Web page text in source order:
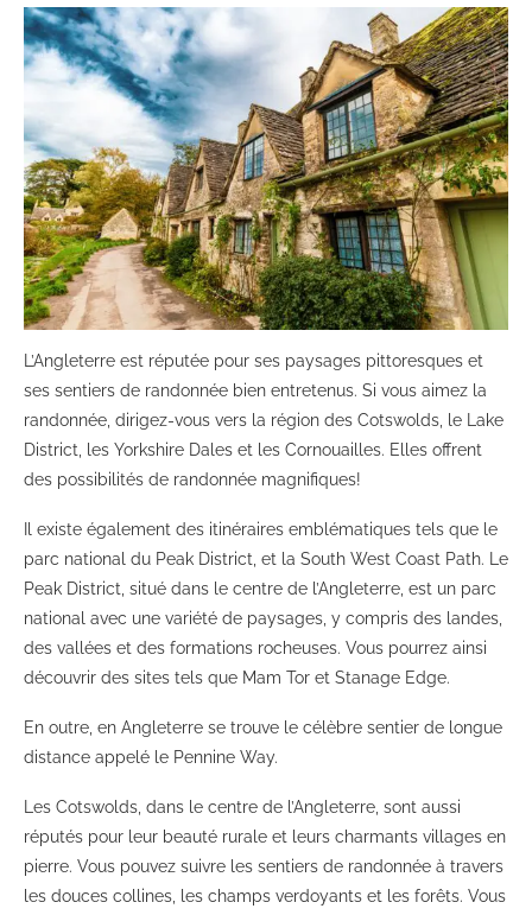
L’Angleterre est réputée pour ses paysages pittoresques et
ses sentiers de randonnée bien entretenus. Si vous aimez la
randonnée, dirigez-vous vers la région des Cotswolds, le Lake
District, les Yorkshire Dales et les Cornouailles. Elles offrent
des possibilités de randonnée magnifiques!
Il existe également des itinéraires emblématiques tels que le
parc national du Peak District, et la South West Coast Path. Le
Peak District, situé dans le centre de l’Angleterre, est un parc
national avec une variété de paysages, y compris des landes,
des vallées et des formations rocheuses. Vous pourrez ainsi
découvrir des sites tels que Mam Tor et Stanage Edge.
En outre, en Angleterre se trouve le célèbre sentier de longue
distance appelé le Pennine Way.
Les Cotswolds, dans le centre de l’Angleterre, sont aussi
réputés pour leur beauté rurale et leurs charmants villages en
pierre. Vous pouvez suivre les sentiers de randonnée à travers
les douces collines, les champs verdoyants et les forêts. Vous